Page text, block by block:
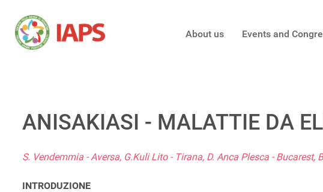
About us Events and
ANISAKIASI - MALATTIE DA
S. Vendemmia - Aversa, G.Kuli Lito - Tirana, D. Anca Plesca -
INTRODUZIONE